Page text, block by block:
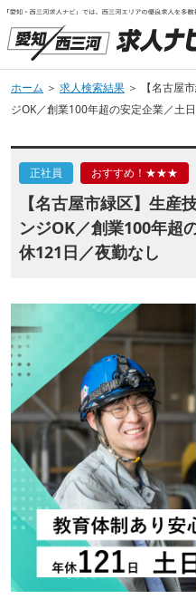
ホーム ＞ 求人検索結果 ＞ 【名古屋
ジOK／創業100年超の安定企業／土
正社員 おすすめ！★★★
【名古屋市緑区】生産
ンジOK／創業100年超
休121日／夜勤なし